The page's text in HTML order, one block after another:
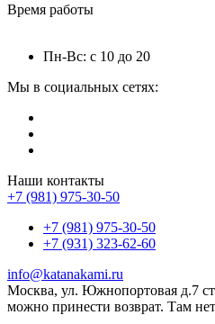
Время работы
Пн-Вс: с 10 до 20
Мы в социальных сетях:
Наши контакты
+7 (981) 975-30-50
+7 (981) 975-30-50
+7 (931) 323-62-60
info@katanakami.ru
Москва, ул. Южнопортовая д.7
можно принести возврат. Там